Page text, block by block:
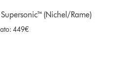
(Nichel/Rame)
449€